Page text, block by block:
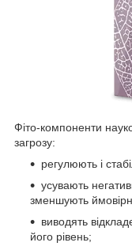
Фіто-компоненти
загрозу:
регулюють і
усувають
зменшують
виводять
його рівень;